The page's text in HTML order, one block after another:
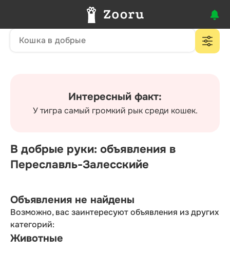
Интересный факт:
У тигра самый громкий рык среди кошек.
В добрые руки: объявления в
Переславль-Залесскийе
Объявления не найдены
Возможно, вас заинтересуют объявления из других
категорий:
Животные